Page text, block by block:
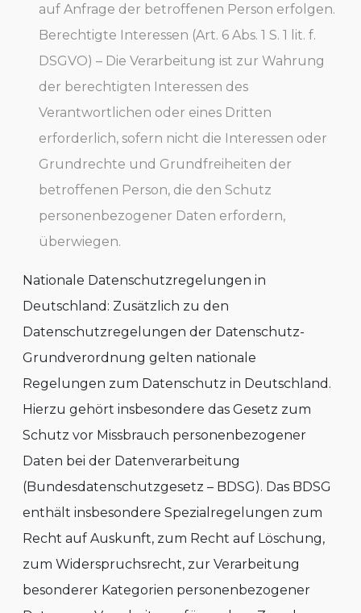
auf Anfrage der betroffenen Person erfolgen.
Berechtigte Interessen (Art. 6 Abs. 1 S. 1 lit. f.
DSGVO) – Die Verarbeitung ist zur Wahrung
der berechtigten Interessen des
Verantwortlichen oder eines Dritten
erforderlich, sofern nicht die Interessen oder
Grundrechte und Grundfreiheiten der
betroffenen Person, die den Schutz
personenbezogener Daten erfordern,
überwiegen.
Nationale Datenschutzregelungen in
Deutschland: Zusätzlich zu den
Datenschutzregelungen der Datenschutz-
Grundverordnung gelten nationale
Regelungen zum Datenschutz in Deutschland.
Hierzu gehört insbesondere das Gesetz zum
Schutz vor Missbrauch personenbezogener
Daten bei der Datenverarbeitung
(Bundesdatenschutzgesetz – BDSG). Das BDSG
enthält insbesondere Spezialregelungen zum
Recht auf Auskunft, zum Recht auf Löschung,
zum Widerspruchsrecht, zur Verarbeitung
besonderer Kategorien personenbezogener